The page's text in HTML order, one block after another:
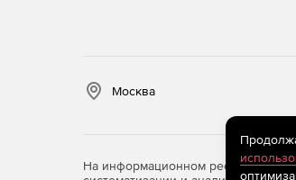
Москва
На информационном ресурсе